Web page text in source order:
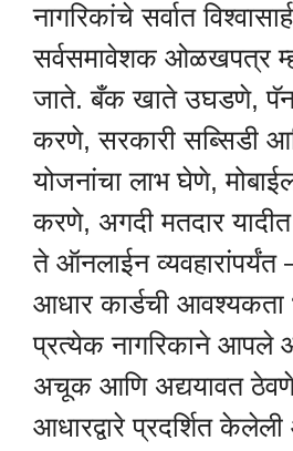
नागरिकांचे सर्वात
सर्वसमावेशक ओळखपत्र
जाते. बँक खाते उघडणे,
करणे, सरकारी सब्सिडी
योजनांचा लाभ घेणे,
करणे, अगदी मतदार
ते ऑनलाईन व्यवहारांपर्यंत
आधार कार्डची
प्रत्येक नागरिकाने आपले
अचूक आणि अद्ययावत
आधारद्वारे प्रदर्शित